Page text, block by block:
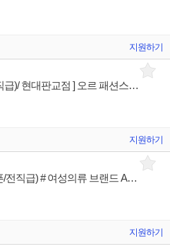
지원하기
[ ORR/ 오르패션 ] [ (신규오픈/전직급)/ 현대판교점 ] 오르 패션스트릿 매장 상품유지 판매전문직원
지원하기
# ORR. 오르 # 현대판교(신규오픈/전직급) # 여성의류 브랜드 Advisior
지원하기